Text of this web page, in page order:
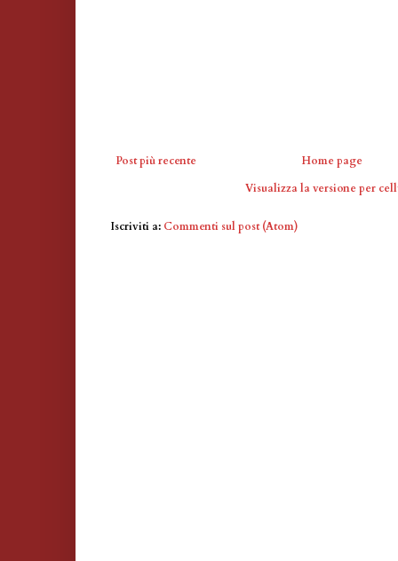
Post più recente
Home page
Visualizza la versione per
Iscriviti a: Commenti sul post (Atom)